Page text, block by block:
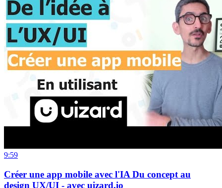
9:59
Créer une app mobile avec l'IA Du concept au
design UX/UI - avec uizard.io